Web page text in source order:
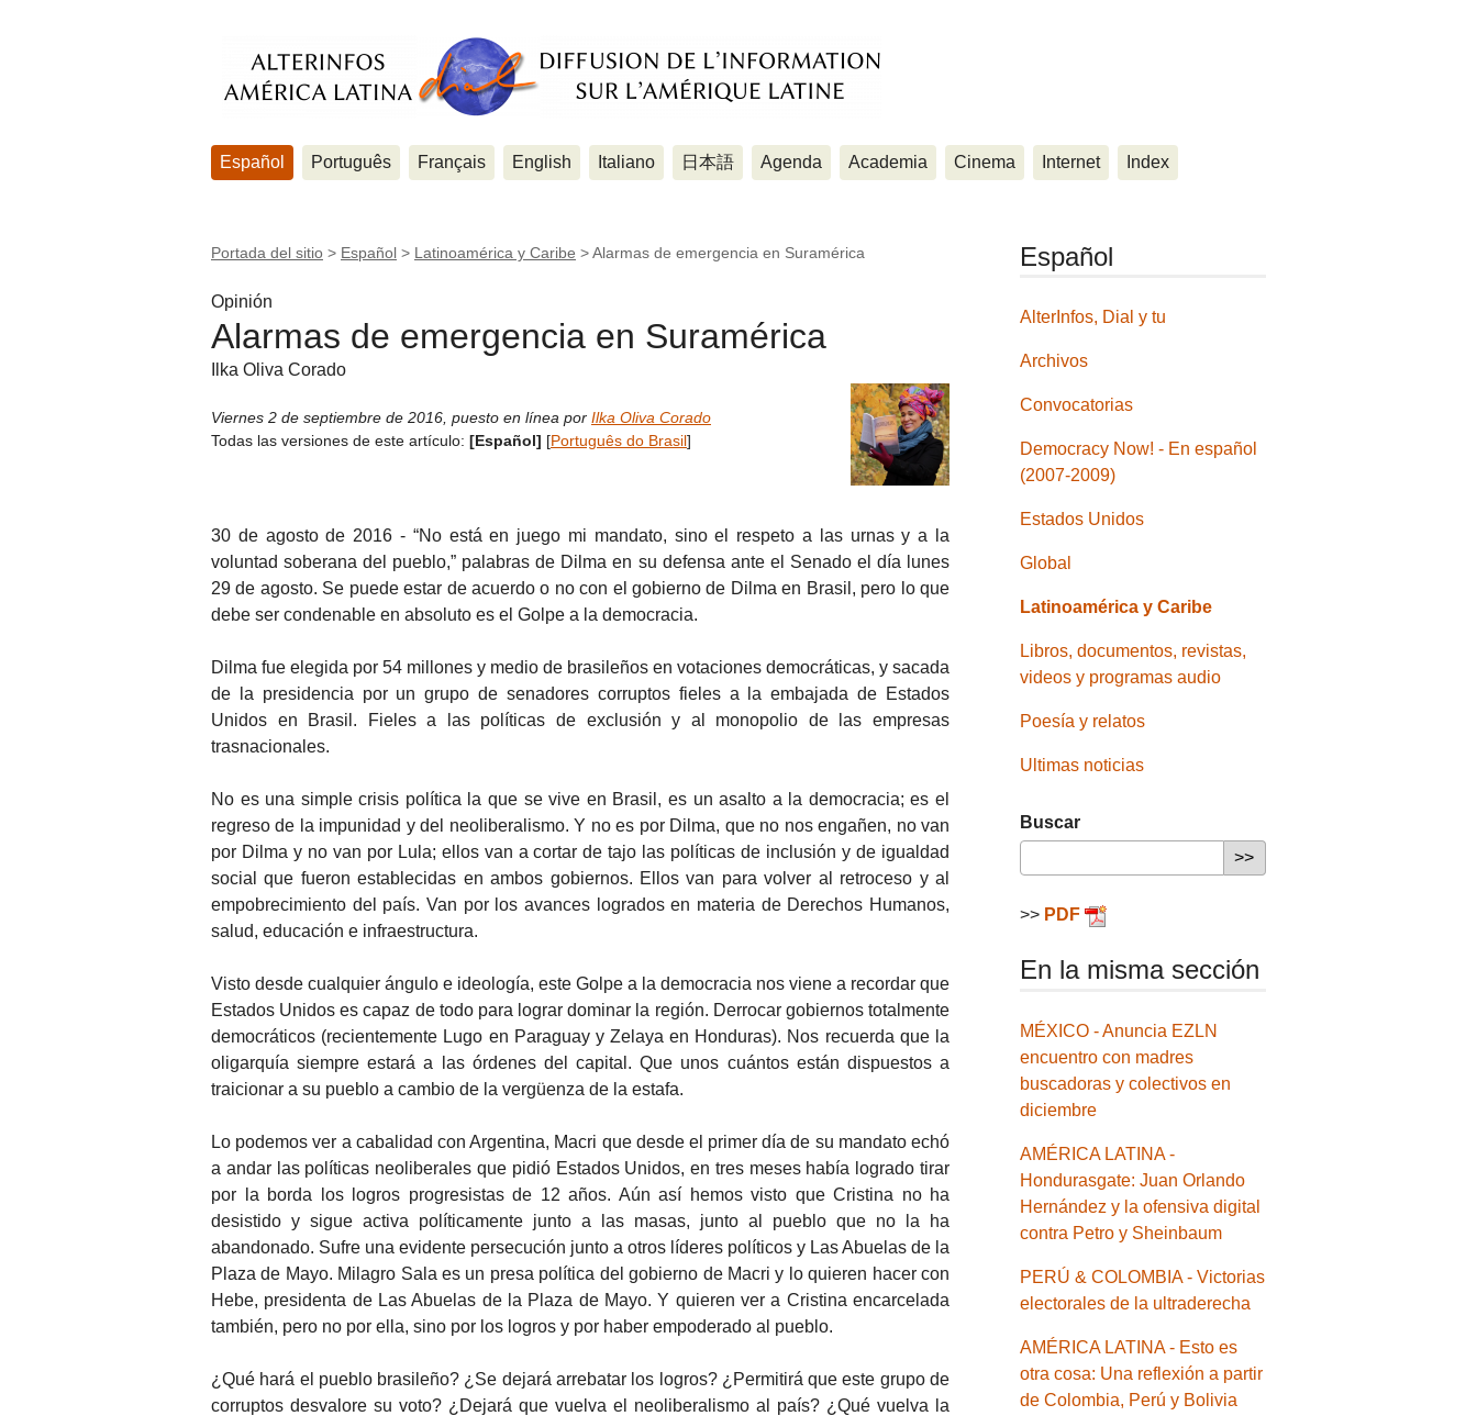
Español Português Français English Italiano 日本語 Agenda Academia Cinema Internet Index
Portada del sitio > Español > Latinoamérica y Caribe >Alarmas de emergencia en Suramérica
Opinión
Alarmas de emergencia en Suramérica
Ilka Oliva Corado
Viernes 2 de septiembre de 2016 puesto en línea por Ilka Oliva Corado
Todas las versiones de este artículo: [Español] [Português do Brasil]
30 de agosto de 2016 - “No está en juego mi mandato, sino el respeto a las urnas y a la
voluntad soberana del pueblo,” palabras de Dilma en su defensa ante el Senado el día lunes
29 de agosto. Se puede estar de acuerdo o no con el gobierno de Dilma en Brasil, pero lo que
debe ser condenable en absoluto es el Golpe a la democracia.
Dilma fue elegida por 54 millones y medio de brasileños en votaciones democráticas, y sacada
de la presidencia por un grupo de senadores corruptos fieles a la embajada de Estados
Unidos en Brasil. Fieles a las políticas de exclusión y al monopolio de las empresas
trasnacionales.
No es una simple crisis política la que se vive en Brasil, es un asalto a la democracia; es el
regreso de la impunidad y del neoliberalismo. Y no es por Dilma, que no nos engañen, no van
por Dilma y no van por Lula; ellos van a cortar de tajo las políticas de inclusión y de igualdad
social que fueron establecidas en ambos gobiernos. Ellos van para volver al retroceso y al
empobrecimiento del país. Van por los avances logrados en materia de Derechos Humanos,
salud, educación e infraestructura.
Visto desde cualquier ángulo e ideología, este Golpe a la democracia nos viene a recordar que
Estados Unidos es capaz de todo para lograr dominar la región. Derrocar gobiernos totalmente
democráticos (recientemente Lugo en Paraguay y Zelaya en Honduras). Nos recuerda que la
oligarquía siempre estará a las órdenes del capital. Que unos cuántos están dispuestos a
traicionar a su pueblo a cambio de la vergüenza de la estafa.
Lo podemos ver a cabalidad con Argentina, Macri que desde el primer día de su mandato echó
a andar las políticas neoliberales que pidió Estados Unidos, en tres meses había logrado tirar
por la borda los logros progresistas de 12 años. Aún así hemos visto que Cristina no ha
desistido y sigue activa políticamente junto a las masas, junto al pueblo que no la ha
abandonado. Sufre una evidente persecución junto a otros líderes políticos y Las Abuelas de la
Plaza de Mayo. Milagro Sala es un presa política del gobierno de Macri y lo quieren hacer con
Hebe, presidenta de Las Abuelas de la Plaza de Mayo. Y quieren ver a Cristina encarcelada
también, pero no por ella, sino por los logros y por haber empoderado al pueblo.
¿Qué hará el pueblo brasileño? ¿Se dejará arrebatar los logros? ¿Permitirá que este grupo de
corruptos desvalore su voto? ¿Dejará que vuelva el neoliberalismo al país? ¿Qué vuelva la
Español
AlterInfos, Dial y tu
Archivos
Convocatorias
Democracy Now! - En español
(2007-2009)
Estados Unidos
Global
Latinoamérica y Caribe
Libros, documentos, revistas,
videos y programas audio
Poesía y relatos
Ultimas noticias
Buscar
>> PDF
En la misma sección
MÉXICO - Anuncia EZLN
encuentro con madres
buscadoras y colectivos en
diciembre
AMÉRICA LATINA -
Hondurasgate: Juan Orlando
Hernández y la ofensiva digital
contra Petro y Sheinbaum
PERÚ & COLOMBIA - Victorias
electorales de la ultraderecha
AMÉRICA LATINA - Esto es
otra cosa: Una reflexión a partir
de Colombia, Perú y Bolivia